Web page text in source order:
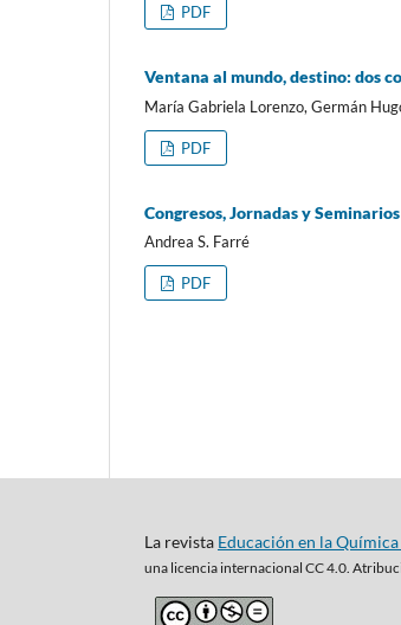
PDF
Ventana al mundo, destino: dos
María Gabriela Lorenzo, Germán
PDF
Congresos, Jornadas y
Andrea S. Farré
PDF
La revista Educación en la
una licencia internacional CC 4.0.